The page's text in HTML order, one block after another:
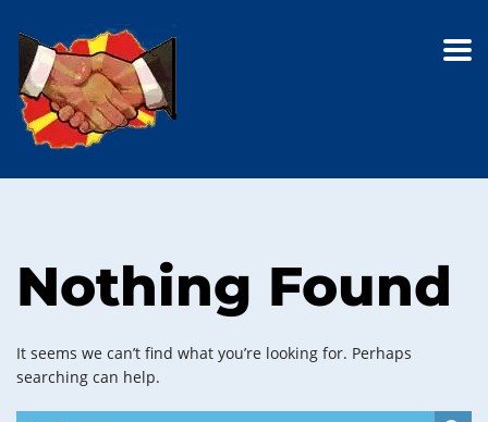
Nothing Found
It seems we can’t find what you’re looking for. Perhaps
searching can help.